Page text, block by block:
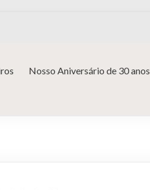
Nosso Aniversário de 30 anos